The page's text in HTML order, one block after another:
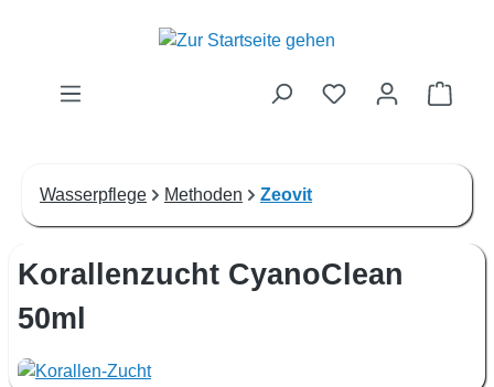
Zum Hauptinhalt springen
Wasserpflege Methoden Zeovit
Korallenzucht CyanoClean
50ml